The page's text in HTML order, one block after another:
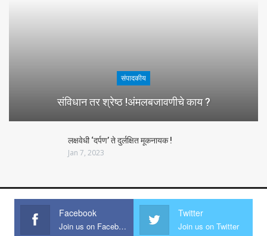
संपादकीय
संविधान तर श्रेष्ठ !अंमलबजावणीचे काय ?
लक्षवेधी ‘दर्पण’ ते दुर्लक्षित मूकनायक !
Jan 7, 2023
Facebook
Join us on Facebook
Twitter
Join us on Twitter